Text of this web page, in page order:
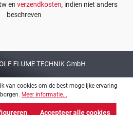
en verzendkosten, indien niet anders
beschreven
FLUME TECHNIK GmbH
van cookies om de best mogelijke ervaring
Meer informatie...
Accepteer alle cookies